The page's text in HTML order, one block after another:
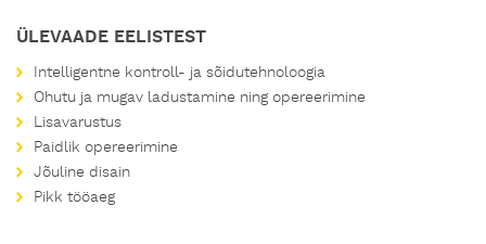
ÜLEVAADE EELISTEST
Intelligentne kontroll- ja sõidutehnoloogia
Ohutu ja mugav ladustamine ning opereerimine
Lisavarustus
Paidlik opereerimine
Jõuline disain
Pikk tööaeg